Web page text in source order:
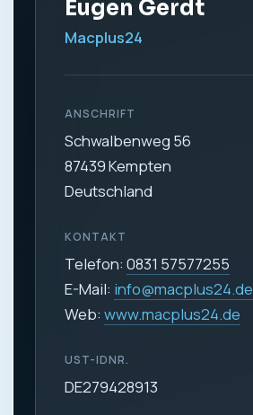
Eugen Gerdt
Macplus24
ANSCHRIFT
Schwalbenweg 56
87439 Kempten
Deutschland
KONTAKT
Telefon: 0831 57577255
E-Mail: info@macplus24.de
Web: www.macplus24.de
UST-IDNR.
DE279428913